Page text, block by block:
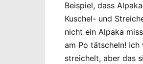
Beispiel, dass
Kuschel- und
nicht ein Alpaka
am Po tätscheln!
streichelt, aber das